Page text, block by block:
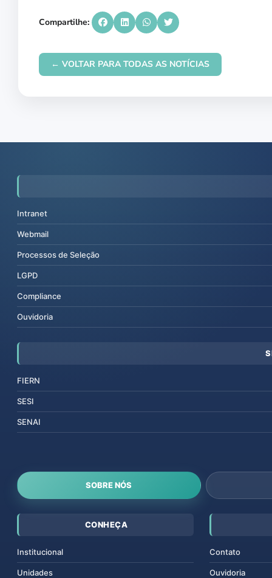
Compartilhe:
← VOLTAR PARA TODAS AS NOTÍCIAS
Intranet
Webmail
Processos de Seleção
LGPD
Compliance
Ouvidoria
FIERN
SESI
SENAI
SOBRE NÓS
CONHEÇA
Institucional
Unidades
Contato
Ouvidoria